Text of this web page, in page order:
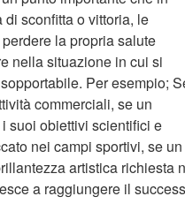
sconfitta o vittoria, le
la propria salute
nella situazione in cui si
Per esempio;
commerciali, se un
suoi obiettivi scientifici e
nei campi sportivi, se un
artistica richiesta
a raggiungere il